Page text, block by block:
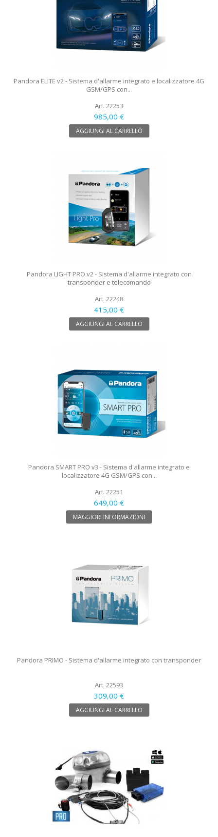
Pandora ELITE v2 - Sistema d'allarme integrato e localizzatore 4G
GSM/GPS con...
Art. 22253
985,00 €
AGGIUNGI AL CARRELLO
Pandora LIGHT PRO v2 - Sistema d'allarme integrato con
transponder e telecomando
Art. 22248
415,00 €
AGGIUNGI AL CARRELLO
Pandora SMART PRO v3 - Sistema d'allarme integrato e
localizzatore 4G GSM/GPS con...
Art. 22251
649,00 €
MAGGIORI INFORMAZIONI
Pandora PRIMO - Sistema d'allarme integrato con transponder
Art. 22593
309,00 €
AGGIUNGI AL CARRELLO